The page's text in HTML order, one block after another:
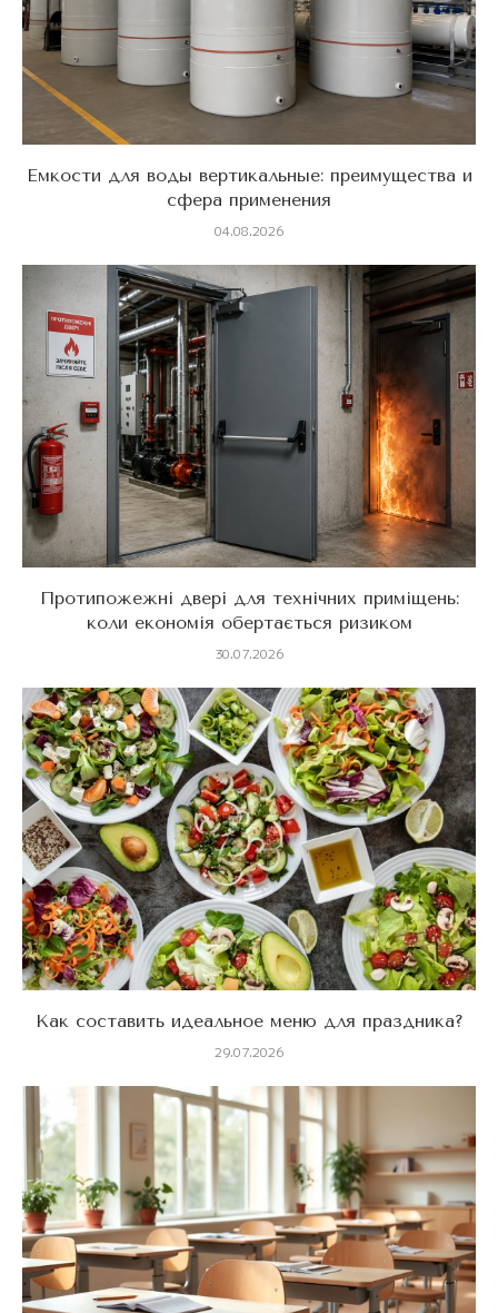
Емкости для воды вертикальные: преимущества и
сфера применения
04.08.2026
Протипожежні двері для технічних приміщень:
коли економія обертається ризиком
30.07.2026
Как составить идеальное меню для праздника?
29.07.2026